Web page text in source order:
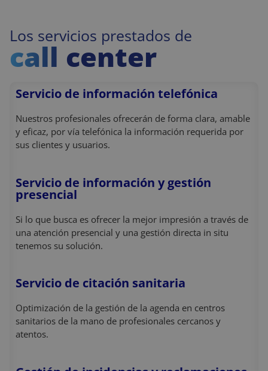
Los servicios prestados de
call center
Servicio de información telefónica
Nuestros profesionales ofrecerán de forma clara, amable
y eficaz, por vía telefónica la información requerida por
sus clientes y usuarios.
Servicio de información y gestión
presencial
Si lo que busca es ofrecer la mejor impresión a través de
una atención presencial y una gestión directa in situ
tenemos su solución.
Servicio de citación sanitaria
Optimización de la gestión de la agenda en centros
sanitarios de la mano de profesionales cercanos y
atentos.